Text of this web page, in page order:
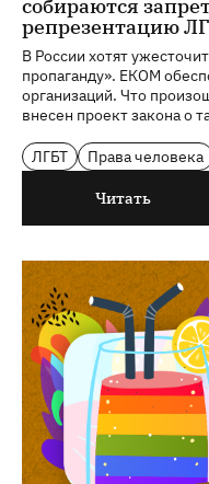
собираются
репрезентацию
В России хотят
пропаганду». ЕКОМ
организаций. Что
внесен проект закона о
ЛГБТ Права человека
Читать